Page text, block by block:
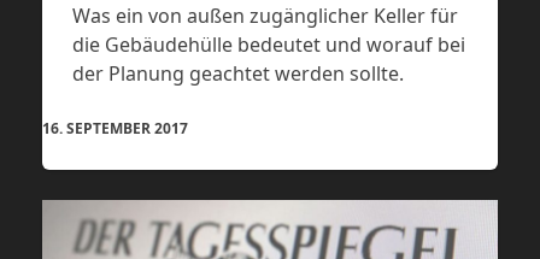
Was ein von außen zugänglicher Keller für
die Gebäudehülle bedeutet und worauf bei
der Planung geachtet werden sollte.
16. SEPTEMBER 2017